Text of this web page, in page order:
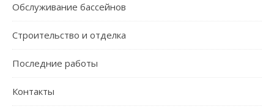
Обслуживание бассейнов
Строительство и отделка
Последние работы
Контакты